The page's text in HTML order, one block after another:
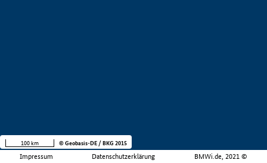
Impressum Datenschutzerklärung BMWi.de, 2021 ©
100 km © Geobasis-DE / BKG 2015